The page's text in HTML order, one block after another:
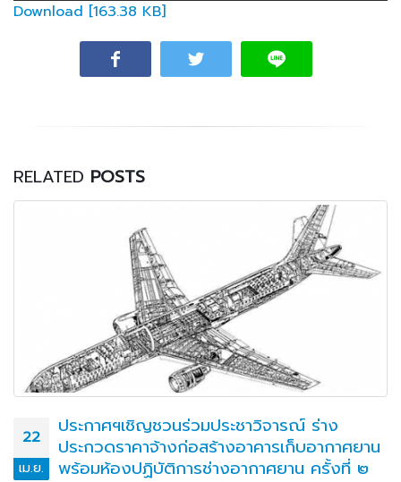
Download [163.38 KB]
RELATED POSTS
22
เม.ย.
ประกาศฯเชิญชวนร่วมประชาวิจารณ์ ร่าง
ประกวดราคาจ้างก่อสร้างอาคารเก็บอากาศยาน
พร้อมห้องปฏิบัติการช่างอากาศยาน ครั้งที่ ๒